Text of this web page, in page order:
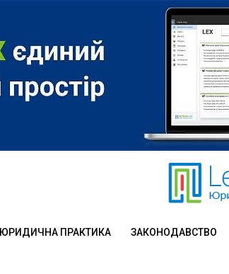
ЮРИДИЧНА ПРАКТИКА ЗАКОНОДАВСТВО